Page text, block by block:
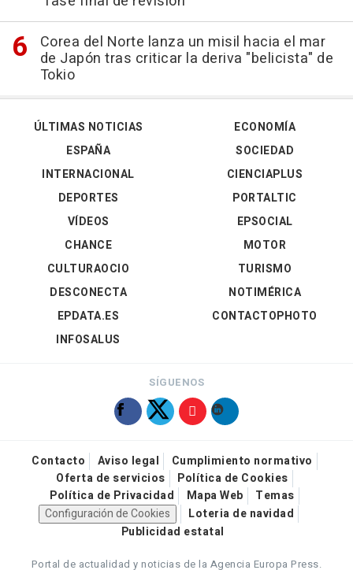
Corea del Norte lanza un misil hacia el mar
de Japón tras criticar la deriva "belicista" de
Tokio
ÚLTIMAS NOTICIAS
ESPAÑA
INTERNACIONAL
DEPORTES
VÍDEOS
ECONOMÍA
SOCIEDAD
CIENCIAPLUS
PORTALTIC
EPSOCIAL
CHANCE
CULTURAOCIO
DESCONECTA
EPDATA.ES
INFOSALUS
MOTOR
TURISMO
NOTIMÉRICA
CONTACTOPHOTO
SÍGUENOS
Contacto Aviso legal
Cumplimiento normativo
Oferta de servicios
Política de Cookies
Política de Privacidad
Mapa Web
Temas
Configuración de Cookies
Loteria de navidad
Publicidad estatal
Portal de actualidad y noticias de la Agencia Europa Press.